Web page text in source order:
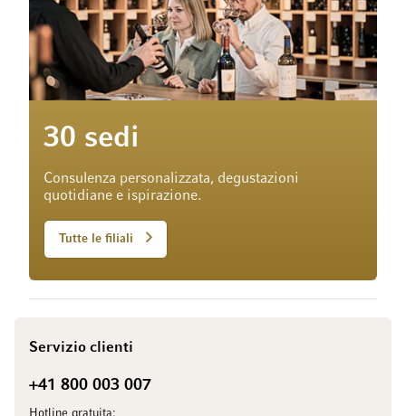
30 sedi
Consulenza personalizzata, degustazioni
quotidiane e ispirazione.
Tutte le filiali
Servizio clienti
+41 800 003 007
Hotline gratuita: